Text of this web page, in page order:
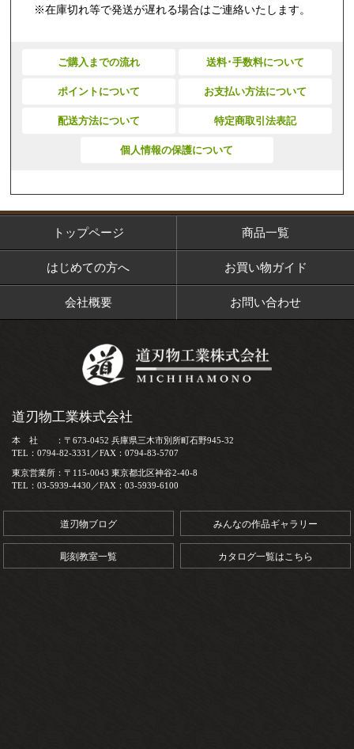
※在庫切れ等で発送が遅れる場合はご連絡いたします。
ご購入までの流れ 送料･手数料について
ポイントについて お支払い方法について
配送方法について 特定商取引法表記
個人情報の保護について
トップページ 商品一覧
はじめての方へ お買い物ガイド
会社概要 お問い合わせ
道刃物工業株式会社
本 社 ：〒673-0452 兵庫県三木市別所町石野945-32
TEL：0794-82-3331／FAX：0794-83-5707
東京営業所：〒115-0043 東京都北区神谷2-40-8
TEL：03-5939-4430／FAX：03-5939-6100
道刃物ブログ みんなの作品ギャラリー
彫刻教室一覧 カタログ一覧はこちら